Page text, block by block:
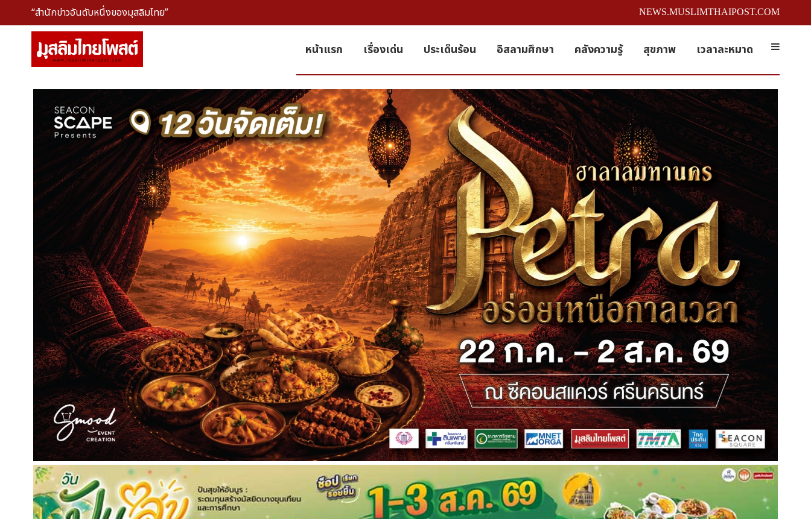
“สำนักข่าวอันดับหนึ่งของมุสลิมไทย” NEWS.MUSLIMTHAIPOST.COM
หน้าแรก เรื่องเด่น ประเด็นร้อน อิสลามศึกษา คลังความรู้ สุขภาพ เวลาละหมาด